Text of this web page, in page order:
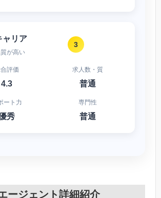
ャリア
が高い
3
評価
4.3
求人数・質
普通
ート力
秀
専門性
普通
ージェント詳細紹介